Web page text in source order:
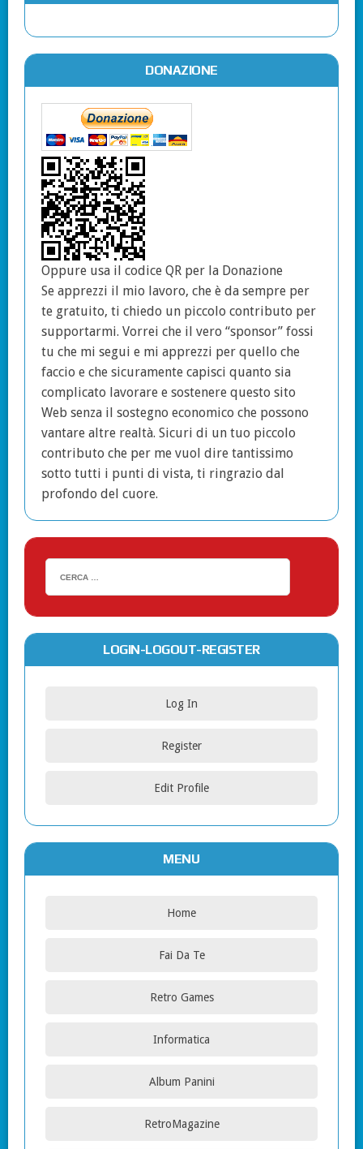
DONAZIONE
Oppure usa il codice QR per la Donazione
Se apprezzi il mio lavoro, che è da sempre per
te gratuito, ti chiedo un piccolo contributo per
supportarmi. Vorrei che il vero “sponsor” fossi
tu che mi segui e mi apprezzi per quello che
faccio e che sicuramente capisci quanto sia
complicato lavorare e sostenere questo sito
Web senza il sostegno economico che possono
vantare altre realtà. Sicuri di un tuo piccolo
contributo che per me vuol dire tantissimo
sotto tutti i punti di vista, ti ringrazio dal
profondo del cuore.
LOGIN-LOGOUT-REGISTER
Log In
Register
Edit Profile
MENU
Home
Fai Da Te
Retro Games
Informatica
Album Panini
RetroMagazine